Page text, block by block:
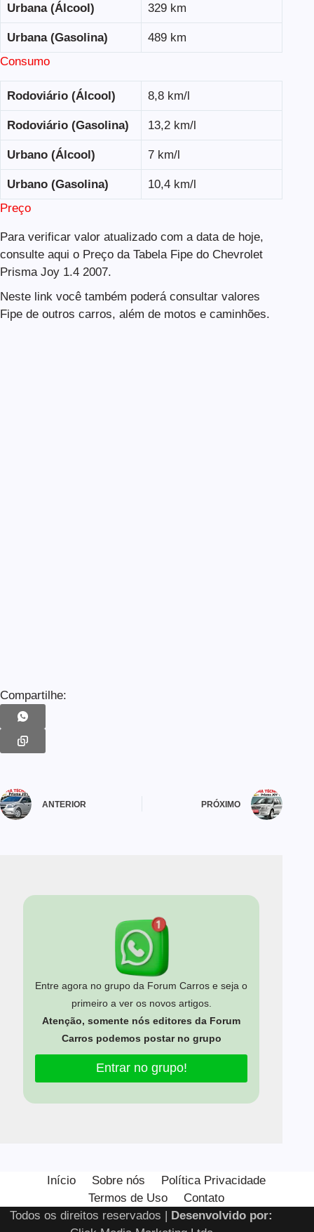
Urbana (Álcool) 329 km
Urbana (Gasolina)
489 km
Consumo
Rodoviário (Álcool) 8,8 km/l
Rodoviário (Gasolina) 13,2 km/l
Urbano (Álcool) 7 km/l
Urbano (Gasolina)
10,4 km/l
Preço
Para verificar valor atualizado com a data de hoje,
consulte aqui o Preço da Tabela Fipe do Chevrolet
Prisma Joy 1.4 2007.
Neste link você também poderá consultar valores
Fipe de outros carros, além de motos e caminhões.
Compartilhe:
ANTERIOR PRÓXIMO
Entre agora no grupo da Forum Carros e seja o
primeiro a ver os novos artigos.
Atenção, somente nós editores da Forum
Carros podemos postar no grupo
Entrar no grupo!
Início Sobre nós
Política Privacidade
Termos de Uso
Contato
Todos os direitos reservados | Desenvolvido por:
experiência em nosso site.
Você pode saber mais sobre quais cookies estamos usando
ou desativá-los emconfigurações
Close GDPR